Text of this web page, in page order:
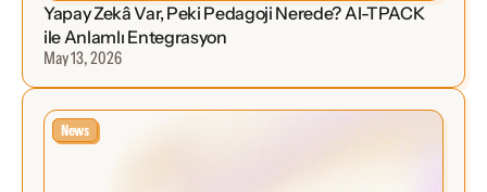
Yapay Zekâ Var, Peki Pedagoji Nerede? AI-TPACK
ile Anlamlı Entegrasyon
May 13, 2026
News